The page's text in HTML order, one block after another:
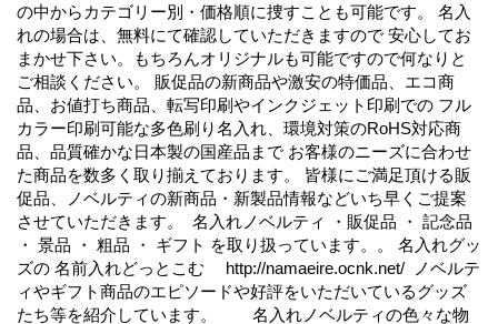
の中からカテゴリー別・価格順に捜すことも可能です。 名入
れの場合は、無料にて確認していただきますので 安心してお
まかせ下さい。もちろんオリジナルも可能ですので何なりと
ご相談ください。 販促品の新商品や激安の特価品、エコ商
品、お値打ち商品、転写印刷やインクジェット印刷での フル
カラー印刷可能な多色刷り名入れ、環境対策のRoHS対応商
品、品質確かな日本製の国産品まで お客様のニーズに合わせ
た商品を数多く取り揃えております。 皆様にご満足頂ける販
促品、ノベルティの新商品・新製品情報などいち早くご提案
させていただきます。 名入れノベルティ ・販促品 ・ 記念品
・ 景品 ・ 粗品 ・ ギフト を取り扱っています。。 名入れグッ
ズの 名前入れどっとこむ http://namaeire.ocnk.net/ ノベルテ
ィやギフト商品のエピソードや好評をいただいているグッズ
たち等を紹介しています。 名入れノベルティの色々な物